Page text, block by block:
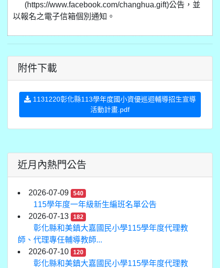
(https://www.facebook.com/changhua.gift)公告，並
以報名之電子信箱個別通知。
附件下載
1131220彰化縣113學年度國小資優巡迴輔導招生宣導
活動計畫.pdf
近月內熱門公告
2026-07-09 540
115學年度一年級新生編班名單公告
2026-07-13
182
彰化縣和美鎮大嘉國民小學115學年度代理教
師、代理專任輔導教師...
2026-07-10
120
彰化縣和美鎮大嘉國民小學115學年度代理教